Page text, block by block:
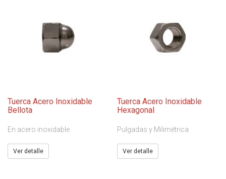
Tuerca Acero Inoxidable
Bellota
En acero inoxidable
Ver detalle
Tuerca Acero Inoxidable
Hexagonal
Pulgadas y Milimétrica
Ver detalle